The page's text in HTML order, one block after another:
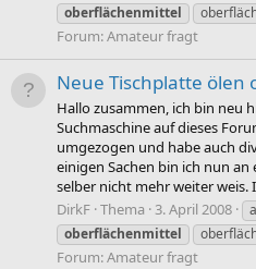
oberflächenmittel
Forum:Amateur fragt
Neue Tischplatte ölen
Hallo zusammen, ich bin neu
Suchmaschine auf dieses
umgezogen und habe auch
einigen Sachen bin ich nun
selber nicht mehr weiter weis.
DirkF Thema 3. April 2008
oberflächenmittel
Forum:Amateur fragt